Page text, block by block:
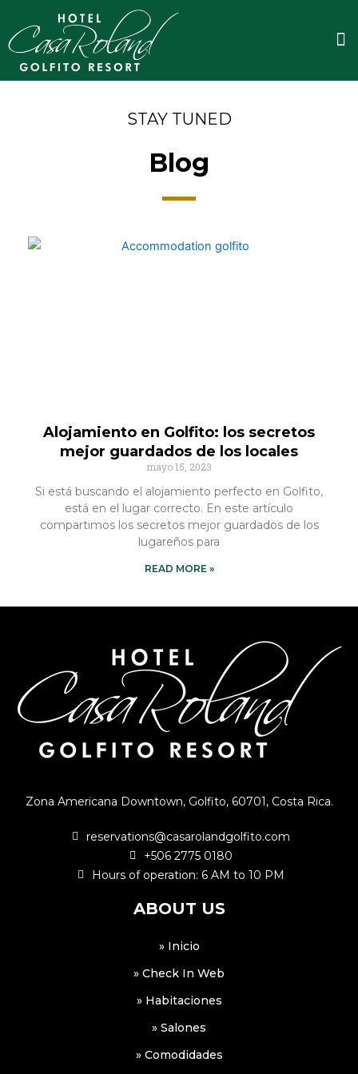
contenido
STAY TUNED
Blog
Alojamiento en Golfito: los secretos
mejor guardados de los locales
mayo 15, 2023
Si está buscando el alojamiento perfecto en Golfito,
está en el lugar correcto. En este artículo
compartimos los secretos mejor guardados de los
lugareños para
READ MORE »
Zona Americana Downtown, Golfito, 60701, Costa Rica.
reservations@casarolandgolfito.com
+506 2775 0180
Hours of operation: 6 AM to 10 PM
ABOUT US
» Inicio
» Check In Web
» Habitaciones
» Salones
» Comodidades